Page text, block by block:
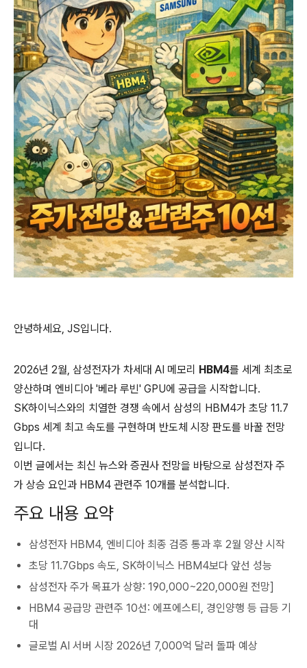
안녕하세요, JS입니다.
2026년 2월, 삼성전자가 차세대 AI 메모리 HBM4를 세계 최초로
양산하며 엔비디아 '베라 루빈' GPU에 공급을 시작합니다.
SK하이닉스와의 치열한 경쟁 속에서 삼성의 HBM4가 초당 11.7
Gbps 세계 최고 속도를 구현하며 반도체 시장 판도를 바꿀 전망
입니다.
이번 글에서는 최신 뉴스와 증권사 전망을 바탕으로 삼성전자 주
가 상승 요인과 HBM4 관련주 10개를 분석합니다.
주요 내용 요약
삼성전자 HBM4, 엔비디아 최종 검증 통과 후 2월 양산 시작
초당 11.7Gbps 속도, SK하이닉스 HBM4보다 앞선 성능
삼성전자 주가 목표가 상향: 190,000~220,000원 전망]
HBM4 공급망 관련주 10선: 에프에스티, 경인양행 등 급등 기
대
글로벌 AI 서버 시장 2026년 7,000억 달러 돌파 예상